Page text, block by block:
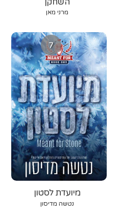
מרני מאן
7
מיועדת לסטון
נטשה מדיסון